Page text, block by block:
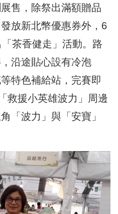
售，除祭出滿額贈品
放新北幣優惠券外，6
茶香健走」活動。路
沿途貼心設有冷泡
特色補給站，完賽即
救援小英雄波力」周邊
「波力」與「安寶」